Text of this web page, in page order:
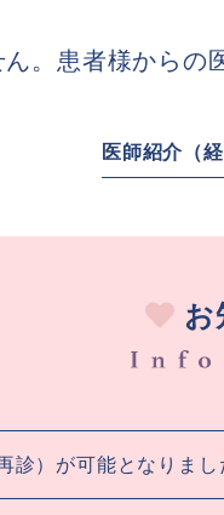
。患者様から
医師紹介（
お
）が可能となりまし